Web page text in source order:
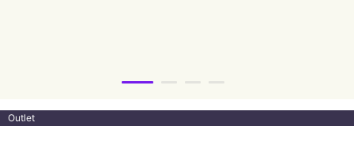
Outlet